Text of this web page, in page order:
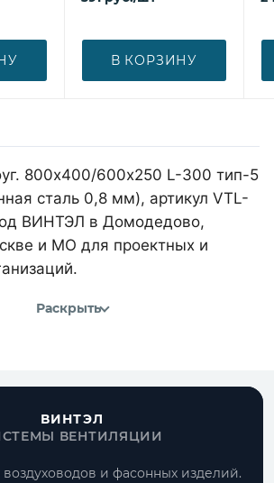
В КОРЗИНУ
800х400/600х250 L-300 тип-5
сталь 0,8 мм), артикул VTL-
ВИНТЭЛ в Домодедово,
и МО для проектных и
Раскрыть
ВИНТЭЛ
ВЕНТИЛЯЦИИ
и фасонных изделий.